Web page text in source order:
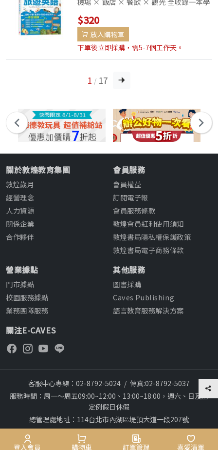
會最實用的觀光餐旅英語✔ 運用生動圖像
與情境分類，打造直覺式學習，讓單字更好
懂、更好記。✔ 設計貼近主題的實用例句
或...
$320
放入購物車
下單後立即採購，需5-7個工作天。
1 / 17
關於敦煌教育集團
敦煌歲月
經營理念
人力資源
關係企業
合作夥伴
會員服務
會員權益
訂閱電子報
會員服務條款
敦煌會員紅利使用須知
敦煌書局隱私權保護政策
敦煌書局電子商務條款
營業據點
門市據點
校園服務據點
業務團隊服務
其他服務
圖書採購
Caves Publishing
語言教育服務解決方案
關注E-CAVES
客服中心專線：02-8792-5024 / 傳真:02-8792-5037
服務時間：周一～周五09:00~12:00、13:00~18:00，週六、日及國
定例假日休假
總管理處地址：114台北市內湖區堤頂大道一段207號
本網站建議採用chrome瀏覽器,瀏覽更順暢
Copyright © 2012~All rights reserved
登入會員 購物車 訂單管理 喜愛清單